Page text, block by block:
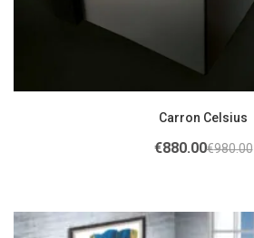
Carron Celsius
€980.00
€880.00